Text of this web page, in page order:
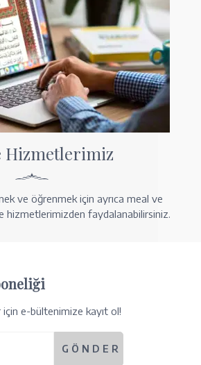
Hizmetlerimiz
ve öğrenmek için ayrıca meal ve
hizmetlerimizden faydalanabilirsiniz.
e-bültenimize kayıt ol!